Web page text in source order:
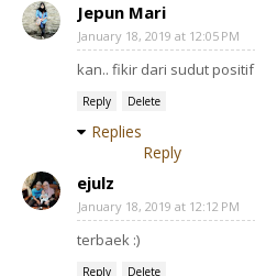
Jepun Mari
January 18, 2019 at 12:05 PM
kan.. fikir dari sudut positif
Reply Delete
Replies
Reply
ejulz
January 18, 2019 at 12:12 PM
terbaek :)
Reply Delete